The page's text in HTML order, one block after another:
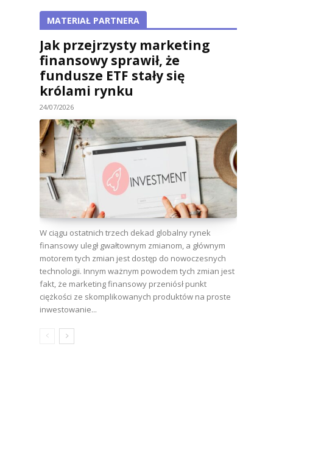
MATERIAŁ PARTNERA
Jak przejrzysty marketing
finansowy sprawił, że
fundusze ETF stały się
królami rynku
24/07/2026
W ciągu ostatnich trzech dekad globalny rynek
finansowy uległ gwałtownym zmianom, a głównym
motorem tych zmian jest dostęp do nowoczesnych
technologii. Innym ważnym powodem tych zmian jest
fakt, że marketing finansowy przeniósł punkt
ciężkości ze skomplikowanych produktów na proste
inwestowanie...